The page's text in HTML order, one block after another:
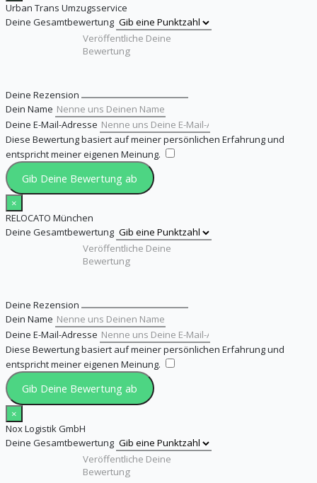
Urban Trans Umzugsservice
Deine Gesamtbewertung
Deine Rezension
Dein Name
Deine E-Mail-Adresse
Diese Bewertung basiert auf meiner persönlichen Erfahrung und
entspricht meiner eigenen Meinung.
Gib Deine Bewertung ab
×
RELOCATO München
Deine Gesamtbewertung
Deine Rezension
Dein Name
Deine E-Mail-Adresse
Diese Bewertung basiert auf meiner persönlichen Erfahrung und
entspricht meiner eigenen Meinung.
Gib Deine Bewertung ab
×
Nox Logistik GmbH
Deine Gesamtbewertung